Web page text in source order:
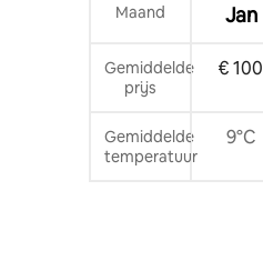
Maand Jan
Gemiddelde
prijs
€ 100
Gemiddelde
temperatuur
9°C